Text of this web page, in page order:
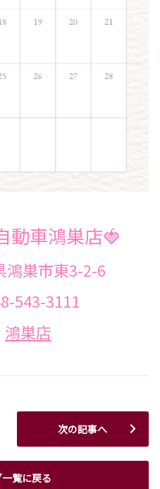
動車鴻巣店🍓
鴻巣市東3-2-6
543-3111
鴻巣店
覧に戻る
次の記事へ